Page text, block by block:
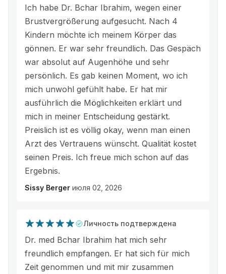
Ich habe Dr. Bchar Ibrahim, wegen einer
Brustvergrößerung aufgesucht. Nach 4
Kindern möchte ich meinem Körper das
gönnen. Er war sehr freundlich. Das Gespäch
war absolut auf Augenhöhe und sehr
persönlich. Es gab keinen Moment, wo ich
mich unwohl gefühlt habe. Er hat mir
ausführlich die Möglichkeiten erklärt und
mich in meiner Entscheidung gestärkt.
Preislich ist es völlig okay, wenn man einen
Arzt des Vertrauens wünscht. Qualität kostet
seinen Preis. Ich freue mich schon auf das
Ergebnis.
Sissy Berger июля 02, 2026
Личность подтверждена
Dr. med Bchar Ibrahim hat mich sehr
freundlich empfangen. Er hat sich für mich
Zeit genommen und mit mir zusammen